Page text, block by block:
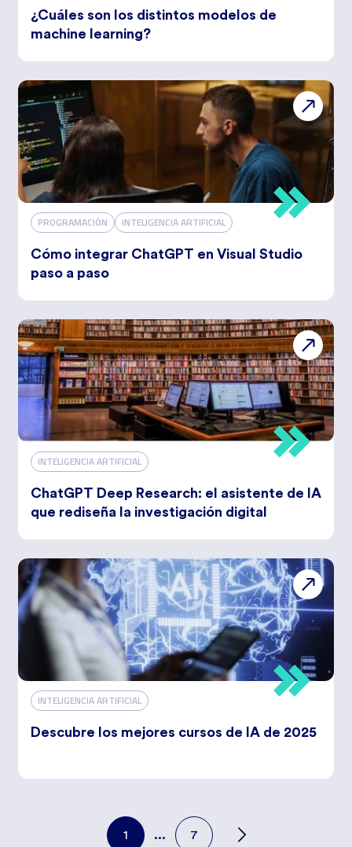
¿Cuáles son los distintos modelos de
machine learning?
PROGRAMACIÓN INTELIGENCIA ARTIFICIAL
Cómo integrar ChatGPT en Visual Studio
paso a paso
INTELIGENCIA ARTIFICIAL
ChatGPT Deep Research: el asistente de IA
que rediseña la investigación digital
INTELIGENCIA ARTIFICIAL
Descubre los mejores cursos de IA de 2025
1 ... 7